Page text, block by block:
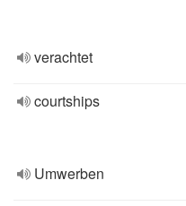
verachtet
courtships
Umwerben